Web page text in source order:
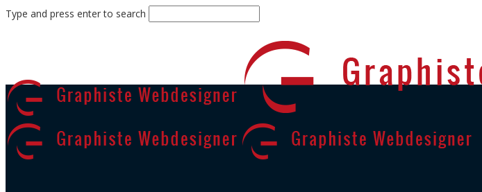
Type and press enter to search